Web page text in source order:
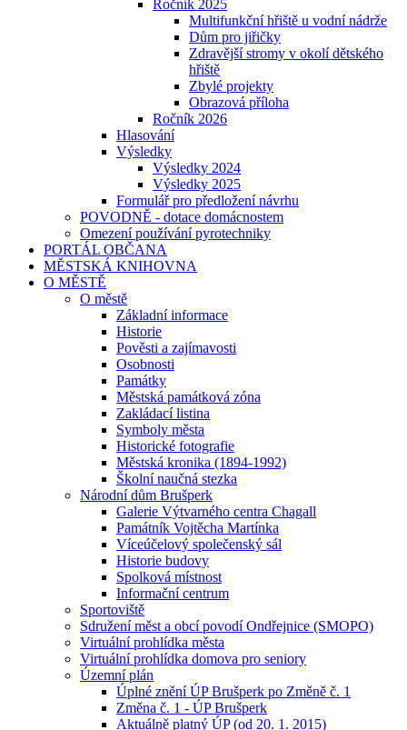
Ročník 2025
Multifunkční hřiště u vodní nádrže
Dům pro jiřičky
Zdravější stromy v okolí dětského
hřiště
Zbylé projekty
Obrazová příloha
Ročník 2026
Hlasování
Výsledky
Výsledky 2024
Výsledky 2025
Formulář pro předložení návrhu
POVODNĚ - dotace domácnostem
Omezení používání pyrotechniky
PORTÁL OBČANA
MĚSTSKÁ KNIHOVNA
O MĚSTĚ
O městě
Základní informace
Historie
Pověsti a zajímavosti
Osobnosti
Památky
Městská památková zóna
Zakládací listina
Symboly města
Historické fotografie
Městská kronika (1894-1992)
Školní naučná stezka
Národní dům Brušperk
Galerie Výtvarného centra Chagall
Památník Vojtěcha Martínka
Víceúčelový společenský sál
Historie budovy
Spolková místnost
Informační centrum
Sportoviště
Sdružení měst a obcí povodí Ondřejnice (SMOPO)
Virtuální prohlídka města
Virtuální prohlídka domova pro seniory
Územní plán
Úplné znění ÚP Brušperk po Změně č. 1
Změna č. 1 - ÚP Brušperk
Aktuálně platný ÚP (od 20. 1. 2015)